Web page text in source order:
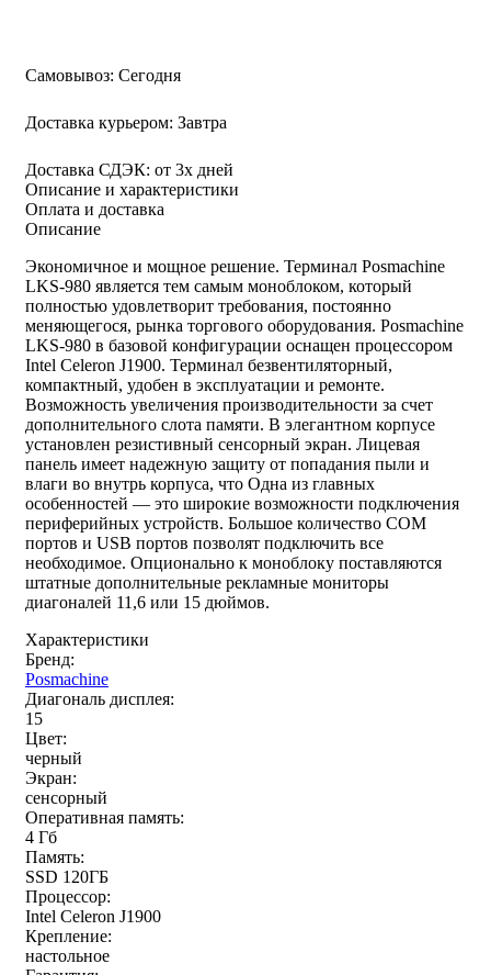
Самовывоз: Сегодня
Доставка курьером: Завтра
Доставка СДЭК: от 3х дней
Описание и характеристики
Оплата и доставка
Описание
Экономичное и мощное решение. Терминал Posmaсhine
LKS-980 является тем самым моноблоком, который
полностью удовлетворит требования, постоянно
меняющегося, рынка торгового оборудования. Posmaсhine
LKS-980 в базовой конфигурации оснащен процессором
Intel Celeron J1900. Терминал безвентиляторный,
компактный, удобен в эксплуатации и ремонте.
Возможность увеличения производительности за счет
дополнительного слота памяти. В элегантном корпусе
установлен резистивный сенсорный экран. Лицевая
панель имеет надежную защиту от попадания пыли и
влаги во внутрь корпуса, что Одна из главных
особенностей — это широкие возможности подключения
периферийных устройств. Большое количество COM
портов и USB портов позволят подключить все
необходимое. Опционально к моноблоку поставляются
штатные дополнительные рекламные мониторы
диагоналей 11,6 или 15 дюймов.
Характеристики
Бренд:
Posmachine
Диагональ дисплея:
15
Цвет:
черный
Экран:
сенсорный
Оперативная память:
4 Гб
Память:
SSD 120ГБ
Процессор:
Intel Celeron J1900
Крепление:
настольное